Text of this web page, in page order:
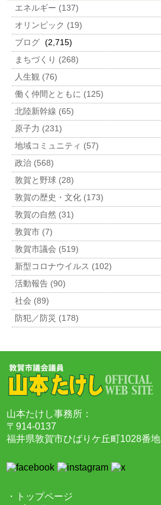
エネルギー (137)
オリンピック (19)
ブログ (2,715)
まちづくり (268)
人生観 (76)
働く仲間とともに (125)
北陸新幹線 (65)
原子力 (231)
地域コミュニティ (57)
政治 (568)
敦賀と野球 (28)
敦賀の歴史・文化 (173)
敦賀の自然 (31)
敦賀市 (7)
敦賀市議会 (519)
新型コロナウイルス (102)
活動報告 (90)
社会 (89)
防犯／防災 (178)
山本たけし事務所：
〒914-0137
福井県敦賀市ひばりケ丘町1028番地
・トップページ